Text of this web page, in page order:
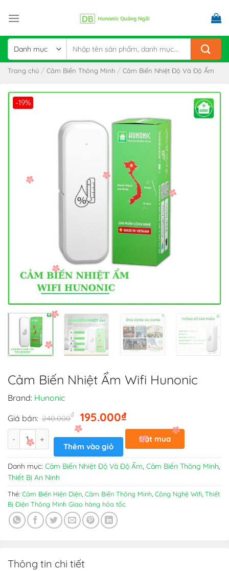
kiếm:
Trang chủ / Cảm Biến Thông Minh / Cảm Biến Nhiệt Độ Và Độ Ẩm
-19%
Cảm Biến Nhiệt Ẩm Wifi Hunonic
Brand: Hunonic
Giá bán: 240.000₫ Giá
gốc
là:
240.000₫.
195.000₫Giá
hiện
tại
là:
195.000₫.
Thêm vào giỏ
Đặt mua
ngay
Danh mục: Cảm Biến Nhiệt Độ Và Độ Ẩm, Cảm Biến Thông Minh,
Thiết Bị An Ninh
Thẻ: Cảm Biến Hiện Diện Cảm Biến Thông Minh Công Nghệ Wifi Thiết
Bị Điện Thông Minh Giao hàng hỏa tốc
Thông tin chi tiết